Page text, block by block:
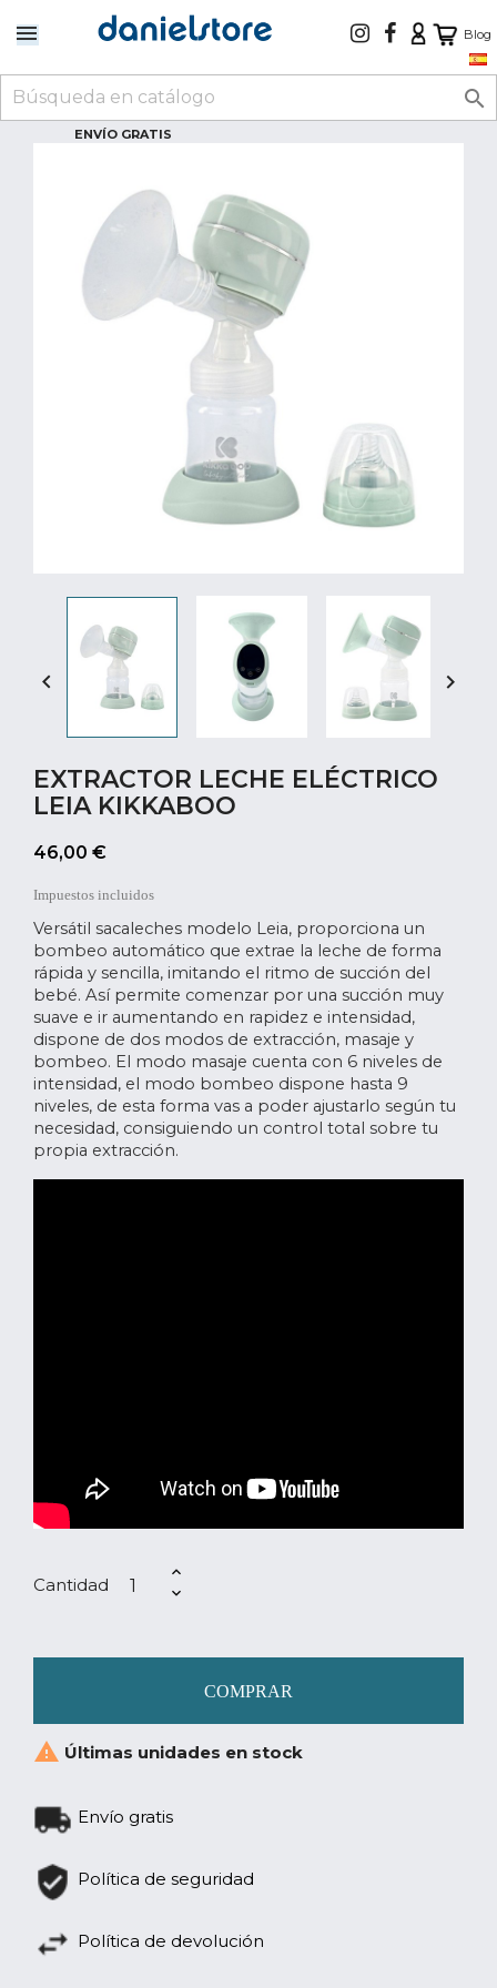
Blog

ENVÍO GRATIS
 
EXTRACTOR LECHE ELÉCTRICO
LEIA KIKKABOO
46,00 €
Impuestos incluidos
Versátil sacaleches modelo Leia, proporciona un
bombeo automático que extrae la leche de forma
rápida y sencilla, imitando el ritmo de succión del
bebé. Así permite comenzar por una succión muy
suave e ir aumentando en rapidez e intensidad,
dispone de dos modos de extracción, masaje y
bombeo. El modo masaje cuenta con 6 niveles de
intensidad, el modo bombeo dispone hasta 9
niveles, de esta forma vas a poder ajustarlo según tu
necesidad, consiguiendo un control total sobre tu
propia extracción.
Cantidad
COMPRAR
 Últimas unidades en stock
Envío gratis
Política de seguridad
Política de devolución